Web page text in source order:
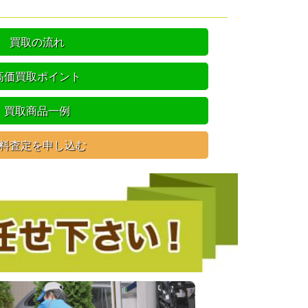
買取の流れ
価買取ポイント
買取商品一例
査定を申し込む